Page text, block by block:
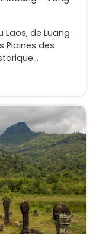
Laos, de Luang
Plaines des